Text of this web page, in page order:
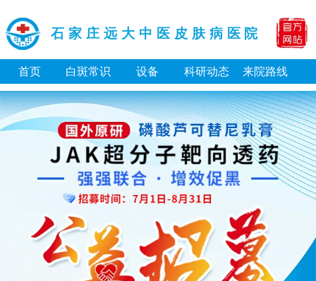
石家庄远大中医皮肤病医院
首页 白斑常识 设备 科研动态 来院路线